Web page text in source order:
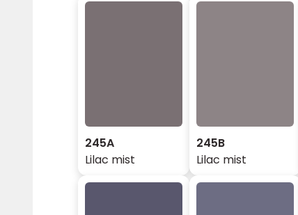
245A
Lilac mist
245B
Lilac mist